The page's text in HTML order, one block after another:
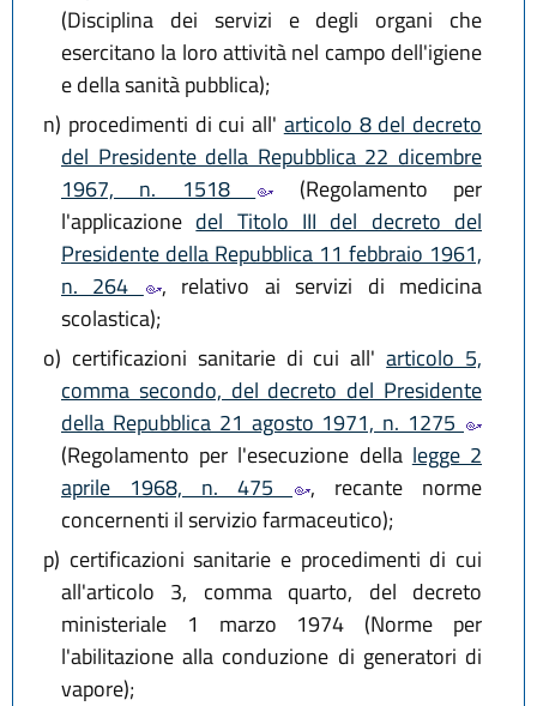
(Disciplina dei servizi e degli organi che
esercitano la loro attività nel campo dell'igiene
e della sanità pubblica);
n) procedimenti di cui all' articolo 8 del decreto
del Presidente della Repubblica 22 dicembre
1967, n. 1518
(Regolamento per
l'applicazione del Titolo III del decreto del
Presidente della Repubblica 11 febbraio 1961,
n. 264
, relativo ai servizi di medicina
scolastica);
o) certificazioni sanitarie di cui all'articolo 5,
comma secondo, del decreto del Presidente
della Repubblica 21 agosto 1971, n. 1275
(Regolamento per l'esecuzione della legge 2
aprile 1968, n. 475
, recante norme
concernenti il servizio farmaceutico);
p) certificazioni sanitarie e procedimenti di cui
all'articolo 3, comma quarto, del decreto
ministeriale 1 marzo 1974 (Norme per
l'abilitazione alla conduzione di generatori di
vapore);